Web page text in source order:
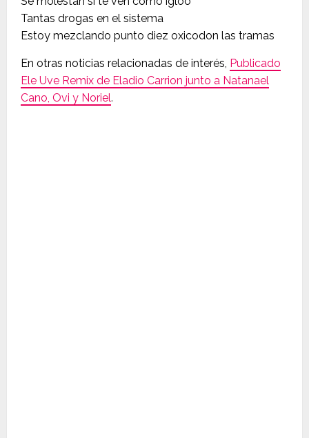
Tantas drogas en el sistema
Estoy mezclando punto diez oxicodon las tramas
En otras noticias relacionadas de interés, Publicado
Ele Uve Remix de Eladio Carrion junto a Natanael
Cano, Ovi y Noriel.